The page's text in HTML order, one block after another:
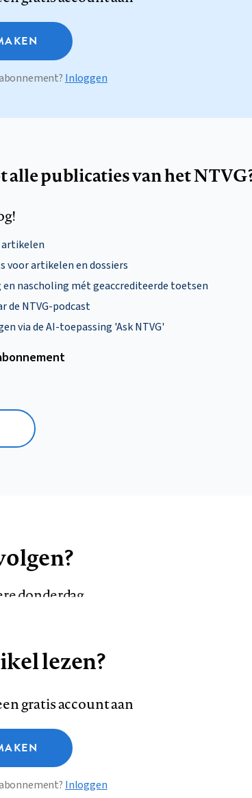
Inloggen
publicaties van het
voor artikelen en dossiers
nascholing mét geaccrediteerde toetsen
de NTVG-podcast
via de AI-toepassing 'Ask NTVG'
donderdag
Privacy About us
Deze site gebruikt cookies
lezen?
gratis account aan
Inloggen